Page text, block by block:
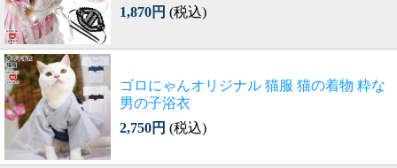
1,870円 (税込)
ゴロにゃんオリジナル 猫服 猫の着物 粋な
男の子浴衣
2,750円 (税込)